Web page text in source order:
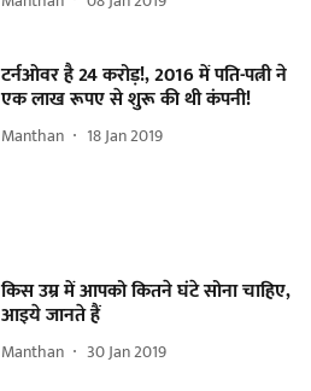
टर्नओवर है 24 करोड़!, 2016 में पति-पत्नी ने
एक लाख रूपए से शुरू की थी कंपनी!
Manthan 18 Jan 2019
किस उम्र में आपको कितने घंटे सोना चाहिए,
आइये जानते हैं
Manthan 30 Jan 2019